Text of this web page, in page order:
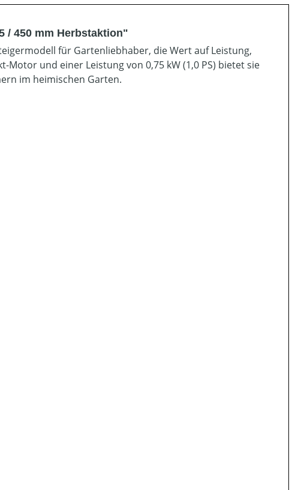
/ 450 mm Herbstaktion"
für Gartenliebhaber, die Wert auf Leistung,
Motor und einer Leistung von 0,75 kW (1,0 PS) bietet sie
im heimischen Garten.